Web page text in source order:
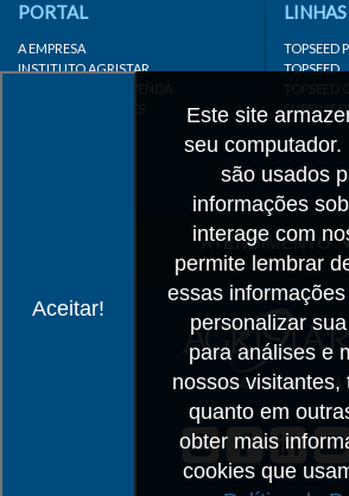
Aceitar!
Este site
seu
são usados
informações
interage com
permite lembrar
essas
personalizar
para análises e
nossos visitantes,
quanto em
obter mais
cookies que
PORTAL
A EMPRESA
INSTITUTO AGRISTAR
DISTRIBUIDOR/REVENDA
LINKS IMPORTANTES
LINHAS
TOPSEED
TOPSEED
TOPSEED
ATENDIMENTO
TRABALHE CONOSCO